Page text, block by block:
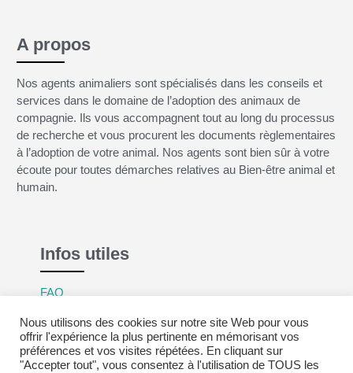
A propos
Nos agents animaliers sont spécialisés dans les conseils et
services dans le domaine de l’adoption des animaux de
compagnie. Ils vous accompagnent tout au long du processus
de recherche et vous procurent les documents règlementaires
à l’adoption de votre animal. Nos agents sont bien sûr à votre
écoute pour toutes démarches relatives au Bien-être animal et
humain.
Infos utiles
FAQ
Politique de confidentialité
CGV
Nous utilisons des cookies sur notre site Web pour vous
offrir l'expérience la plus pertinente en mémorisant vos
préférences et vos visites répétées. En cliquant sur
"Accepter tout", vous consentez à l'utilisation de TOUS les